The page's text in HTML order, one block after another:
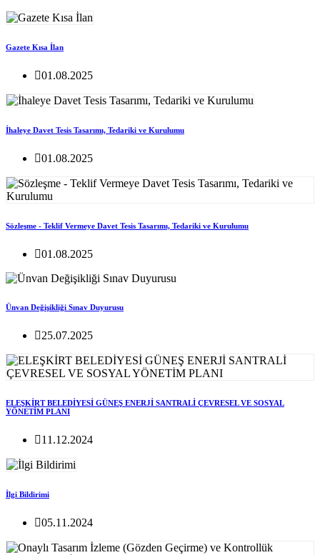
Gazete Kısa İlan
01.08.2025
İhaleye Davet Tesis Tasarımı, Tedariki ve Kurulumu
01.08.2025
Sözleşme - Teklif Vermeye Davet Tesis Tasarımı, Tedariki ve Kurulumu
01.08.2025
Ünvan Değişikliği Sınav Duyurusu
25.07.2025
ELEŞKİRT BELEDİYESİ GÜNEŞ ENERJİ SANTRALİ ÇEVRESEL VE SOSYAL
YÖNETİM PLANI
11.12.2024
İlgi Bildirimi
05.11.2024